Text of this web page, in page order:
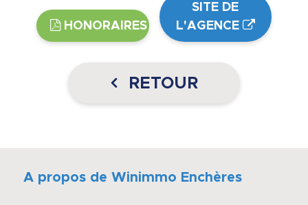
HONORAIRES
SITE DE
L'AGENCE
RETOUR
A propos de Winimmo Enchères